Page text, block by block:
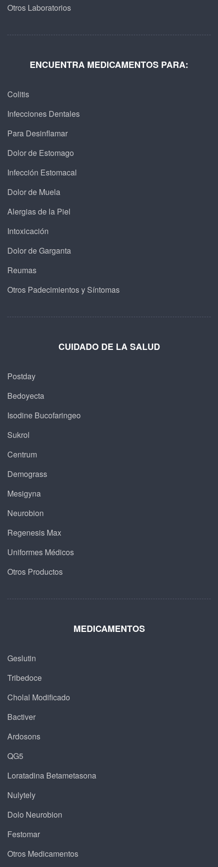
Otros Laboratorios
ENCUENTRA MEDICAMENTOS PARA:
Colitis
Infecciones Dentales
Para Desinflamar
Dolor de Estomago
Infección Estomacal
Dolor de Muela
Alergias de la Piel
Intoxicación
Dolor de Garganta
Reumas
Otros Padecimientos y Síntomas
CUIDADO DE LA SALUD
Postday
Bedoyecta
Isodine Bucofaringeo
Sukrol
Centrum
Demograss
Mesigyna
Neurobion
Regenesis Max
Uniformes Médicos
Otros Productos
MEDICAMENTOS
Geslutin
Tribedoce
Cholal Modificado
Bactiver
Ardosons
QG5
Loratadina Betametasona
Nulytely
Dolo Neurobion
Festomar
Otros Medicamentos